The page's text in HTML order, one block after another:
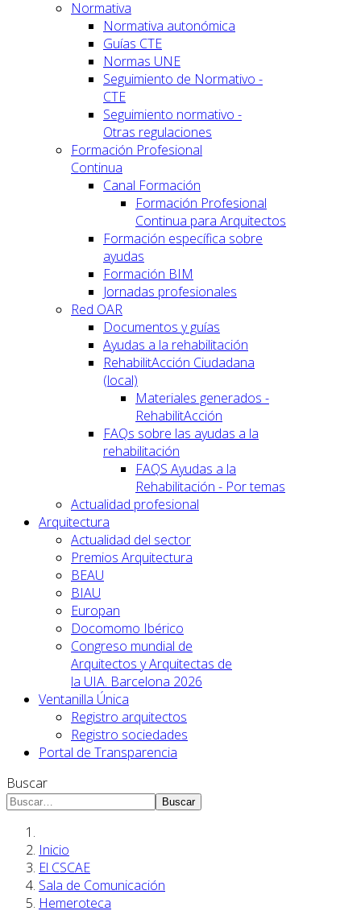
Normativa
Normativa autonómica
Guías CTE
Normas UNE
Seguimiento de Normativo -
CTE
Seguimiento normativo -
Otras regulaciones
Formación Profesional
Continua
Canal Formación
Formación Profesional
Continua para Arquitectos
Formación específica sobre
ayudas
Formación BIM
Jornadas profesionales
Red OAR
Documentos y guías
Ayudas a la rehabilitación
RehabilitAcción Ciudadana
(local)
Materiales generados -
RehabilitAcción
FAQs sobre las ayudas a la
rehabilitación
FAQS Ayudas a la
Rehabilitación - Por temas
Actualidad profesional
Arquitectura
Actualidad del sector
Premios Arquitectura
BEAU
BIAU
Europan
Docomomo Ibérico
Congreso mundial de
Arquitectos y Arquitectas de
la UIA. Barcelona 2026
Ventanilla Única
Registro arquitectos
Registro sociedades
Portal de Transparencia
Buscar
Buscar
Inicio
El CSCAE
Sala de Comunicación
Hemeroteca